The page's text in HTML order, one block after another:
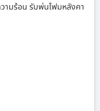
มร้อน รับพ่นโฟมหลังคา